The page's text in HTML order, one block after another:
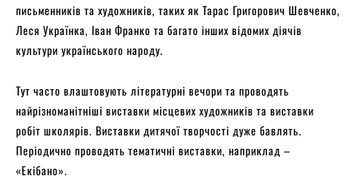
письменників та художників, таких як Тарас Григорович Шевченко,
Леся Українка, Іван Франко та багато інших відомих діячів
культури українського народу.
Тут часто влаштовують літературні вечори та проводять
найрізноманітніші виставки місцевих художників та виставки
робіт школярів. Виставки дитячої творчості дуже бавлять.
Періодично проводять тематичні виставки, наприклад –
«Екібано».